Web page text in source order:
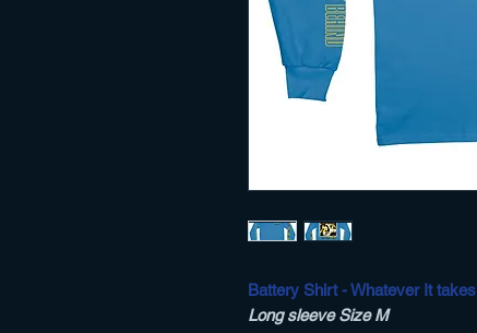
Battery Shirt - Whatever It takes
Long sleeve Size M